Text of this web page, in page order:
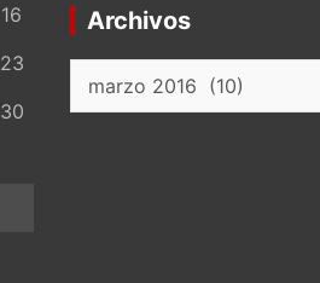
16
23
30
Archivos